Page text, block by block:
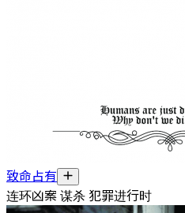
致命占有
连环凶案 谋杀 犯罪进行时